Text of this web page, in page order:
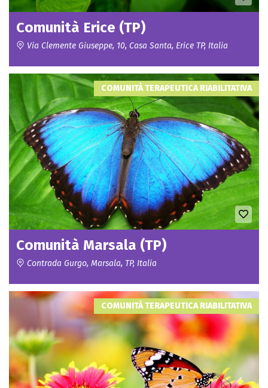
Comunità Erice (TP)
Via Clemente Giuseppe, 10, Casa Santa, Erice TP, Italia
COMUNITÀ TERAPEUTICA RIABILITATIVA
Comunità Marsala (TP)
Contrada Gurgo, Marsala, TP, Italia
COMUNITÀ TERAPEUTICA RIABILITATIVA